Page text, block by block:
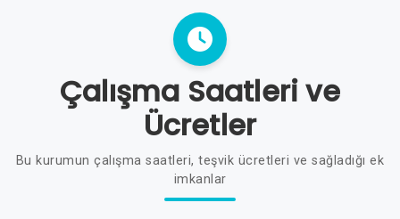
Çalışma Saatleri ve
Ücretler
Bu kurumun çalışma saatleri, teşvik ücretleri ve sağladığı ek
imkanlar